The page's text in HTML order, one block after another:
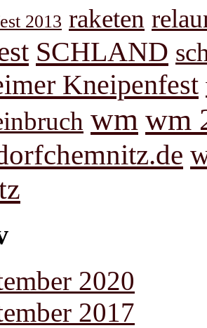
2013 raketen
SCHLAND
Kneipenfest
wm wm
2020
2017